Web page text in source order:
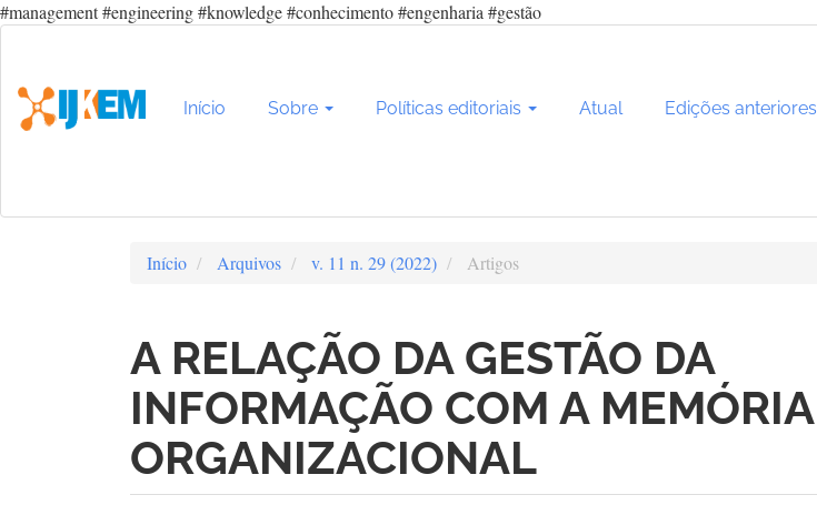
#management #engineering #knowledge #conhecimento #engenharia #gestão
Conteúdo
principal
Barra
Início Sobre Políticas editoriais Atual Edições anteriores
Início Arquivos v. 11 n. 29 (2022) Artigos
A RELAÇÃO DA GESTÃO DA
INFORMAÇÃO COM A MEMÓRIA
ORGANIZACIONAL